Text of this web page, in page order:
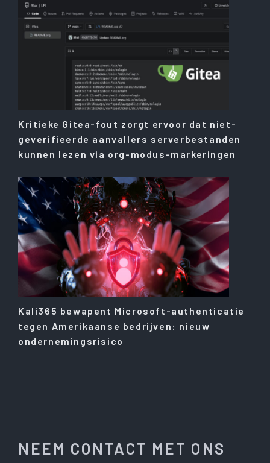
Kritieke Gitea-fout zorgt ervoor dat niet-
geverifieerde aanvallers serverbestanden
kunnen lezen via org-modus-markeringen
Kali365 bewapent Microsoft-authenticatie
tegen Amerikaanse bedrijven: nieuw
ondernemingsrisico
NEEM CONTACT MET ONS